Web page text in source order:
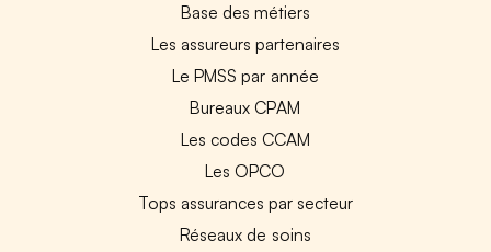
Base des métiers
Les assureurs partenaires
Le PMSS par année
Bureaux CPAM
Les codes CCAM
Les OPCO
Tops assurances par secteur
Réseaux de soins